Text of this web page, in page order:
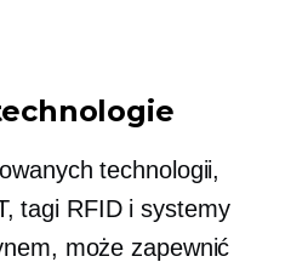
technologii,
tagi RFID i systemy
może zapewnić